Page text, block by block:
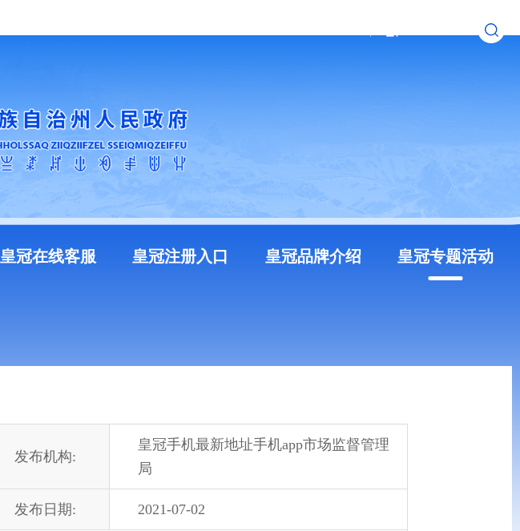
皇冠在线客服 皇冠注册入口 皇冠品牌介绍 皇冠专题活动
发布机构:
皇冠手机最新地址手机app市场监督管理
局
发布日期: 2021-07-02